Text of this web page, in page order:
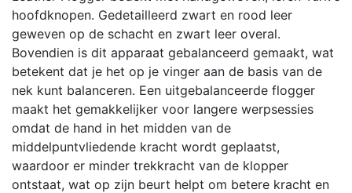
hoofdknopen. Gedetailleerd zwart en rood leer
geweven op de schacht en zwart leer overal.
Bovendien is dit apparaat gebalanceerd gemaakt, wat
betekent dat je het op je vinger aan de basis van de
nek kunt balanceren. Een uitgebalanceerde flogger
maakt het gemakkelijker voor langere werpsessies
omdat de hand in het midden van de
middelpuntvliedende kracht wordt geplaatst,
waardoor er minder trekkracht van de klopper
ontstaat, wat op zijn beurt helpt om betere kracht en